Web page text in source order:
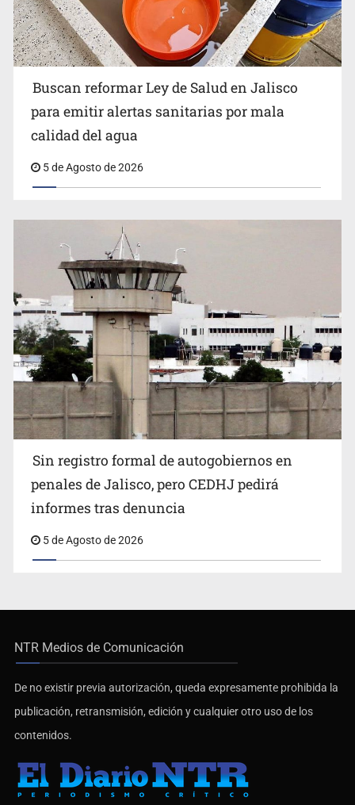
Citarían a Medrano si persiste falta de diálogo con
vecinos de Mirador San Isidro
Buscan reformar Ley de Salud en Jalisco
para emitir alertas sanitarias por mala
calidad del agua
5 de Agosto de 2026
Sin registro formal de autogobiernos en
penales de Jalisco, pero CEDHJ pedirá
informes tras denuncia
5 de Agosto de 2026
NTR Medios de Comunicación
De no existir previa autorización, queda expresamente prohibida la
publicación, retransmisión, edición y cualquier otro uso de los
contenidos.